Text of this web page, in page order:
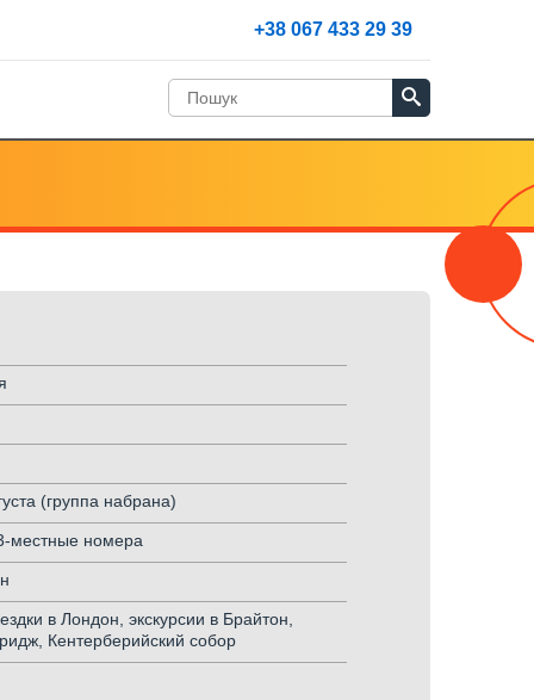
+38 067 433 29 39
(группа набрана)
местные номера
в Лондон, экскурсии в Брайтон,
Кентерберийский собор